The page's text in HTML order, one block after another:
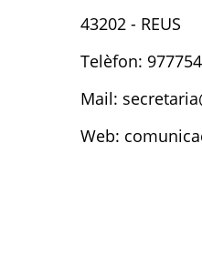
43202 - REUS
Telèfon:
Mail:
Web: